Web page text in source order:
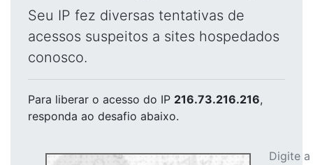
Seu IP fez diversas tentativas de
acessos suspeitos a sites hospedados
conosco.
Para liberar o acesso do IP 216.73.216.216,
responda ao desafio abaixo.
Digite